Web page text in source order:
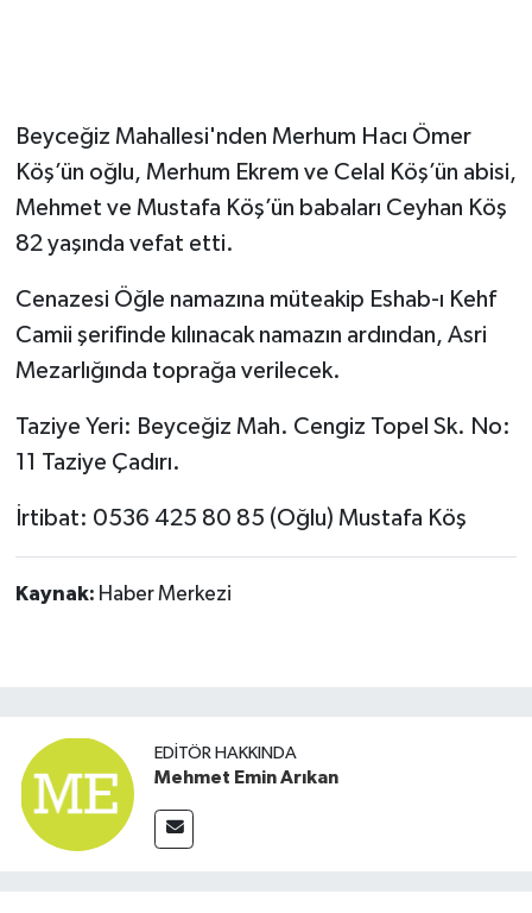
Beyceğiz Mahallesi'nden Merhum Hacı Ömer
Köş’ün oğlu, Merhum Ekrem ve Celal Köş’ün abisi,
Mehmet ve Mustafa Köş’ün babaları Ceyhan Köş
82 yaşında vefat etti.
Cenazesi Öğle namazına müteakip Eshab-ı Kehf
Camii şerifinde kılınacak namazın ardından, Asri
Mezarlığında toprağa verilecek.
Taziye Yeri: Beyceğiz Mah. Cengiz Topel Sk. No:
11 Taziye Çadırı.
İrtibat: 0536 425 80 85 (Oğlu) Mustafa Köş
Kaynak: Haber Merkezi
EDITÖR HAKKINDA
Mehmet Emin Arıkan